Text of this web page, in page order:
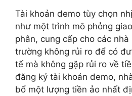
Tài khoản demo tùy chọn
như một trình mô phỏng
phân, cung cấp cho các
trường không rủi ro để có
tế mà không gặp rủi ro về
đăng ký tài khoản demo,
bổ một lượng tiền ảo nhất